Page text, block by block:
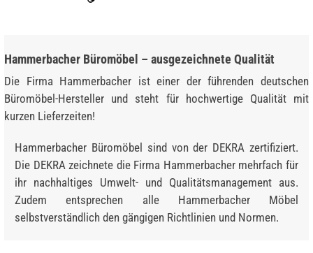
Hammerbacher Büromöbel – ausgezeichnete Qualität
Die Firma Hammerbacher ist einer der führenden deutschen
Büromöbel-Hersteller und steht für hochwertige Qualität mit
kurzen Lieferzeiten!
Hammerbacher Büromöbel sind von der DEKRA zertifiziert.
Die DEKRA zeichnete die Firma Hammerbacher mehrfach für
ihr nachhaltiges Umwelt- und Qualitätsmanagement aus.
Zudem entsprechen alle Hammerbacher Möbel
selbstverständlich den gängigen Richtlinien und Normen.